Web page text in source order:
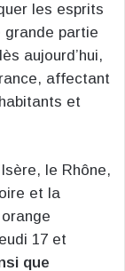
les esprits
grande partie
aujourd’hui,
affectant
et
le Rhône,
et la
17 et
que